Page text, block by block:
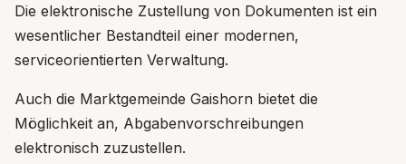
Die elektronische Zustellung von Dokumenten ist ein
wesentlicher Bestandteil einer modernen,
serviceorientierten Verwaltung.
Auch die Marktgemeinde Gaishorn bietet die
Möglichkeit an, Abgabenvorschreibungen
elektronisch zuzustellen.